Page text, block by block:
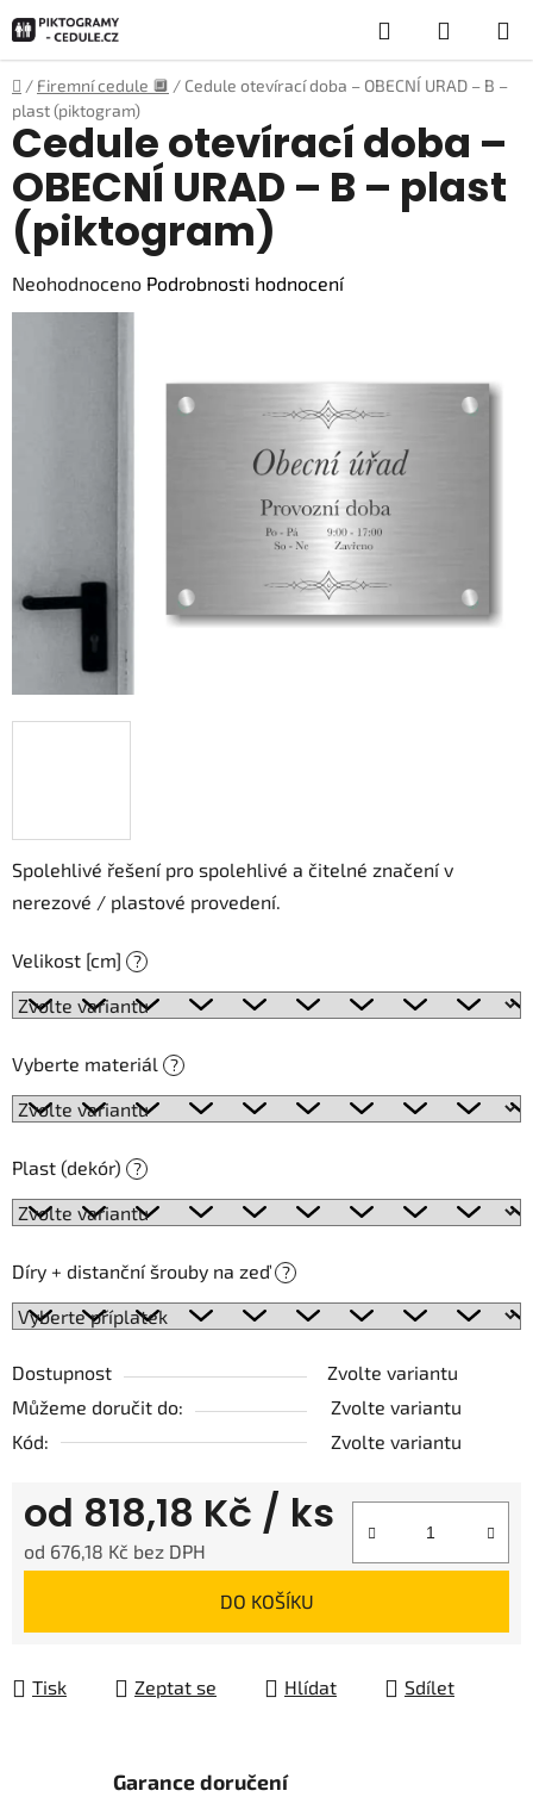
na
obsah
Hledat
KOŠÍK
Domů
/ Firemní cedule 🔲 / Cedule otevírací doba – OBECNÍ URAD – B –
plast (piktogram)
Spolehlivé řešení pro spolehlivé a čitelné značení v
nerezové / plastové provedení.
Velikost [cm] ?
Vyberte materiál ?
Plast (dekór) ?
Díry + distanční šrouby na zeď ?
Dostupnost
Zvolte variantu
Můžeme doručit do:
Zvolte variantu
Kód:
Zvolte variantu
od 818,18 Kč / ks
od 676,18 Kč bez DPH
DO KOŠÍKU
Tisk Zeptat se Hlídat Sdílet
Cedule otevírací doba –
OBECNÍ URAD – B – plast
(piktogram)
Průměrné
hodnocení
Neohodnoceno Podrobnosti hodnocení
Garance doručení